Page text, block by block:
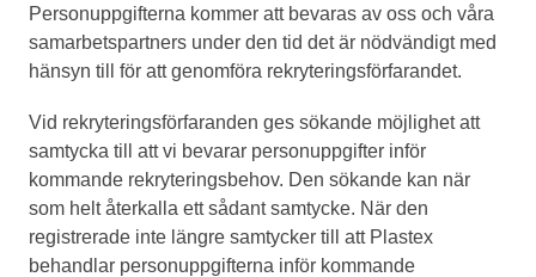
Personuppgifterna kommer att bevaras av oss och våra
samarbetspartners under den tid det är nödvändigt med
hänsyn till för att genomföra rekryteringsförfarandet.
Vid rekryteringsförfaranden ges sökande möjlighet att
samtycka till att vi bevarar personuppgifter inför
kommande rekryteringsbehov. Den sökande kan när
som helt återkalla ett sådant samtycke. När den
registrerade inte längre samtycker till att Plastex
behandlar personuppgifterna inför kommande